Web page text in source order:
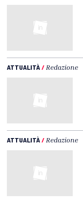
ATTUALITÀ/ Redazione
ATTUALITÀ/ Redazione